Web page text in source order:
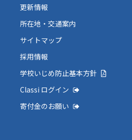
更新情報
所在地・交通案内
サイトマップ
採用情報
学校いじめ防止基本方針
Classi ログイン
寄付金のお願い